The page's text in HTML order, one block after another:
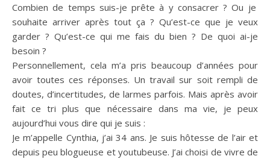
Combien de temps suis-je prête à y consacrer ? Ou je
souhaite arriver après tout ça ? Qu’est-ce que je veux
garder ? Qu’est-ce qui me fais du bien ? De quoi ai-je
besoin ?
Personnellement, cela m’a pris beaucoup d’années pour
avoir toutes ces réponses. Un travail sur soit rempli de
doutes, d’incertitudes, de larmes parfois. Mais après avoir
fait ce tri plus que nécessaire dans ma vie, je peux
aujourd’hui vous dire qui je suis :
Je m’appelle Cynthia, j’ai 34 ans. Je suis hôtesse de l’air et
depuis peu blogueuse et youtubeuse. J’ai choisi de vivre de